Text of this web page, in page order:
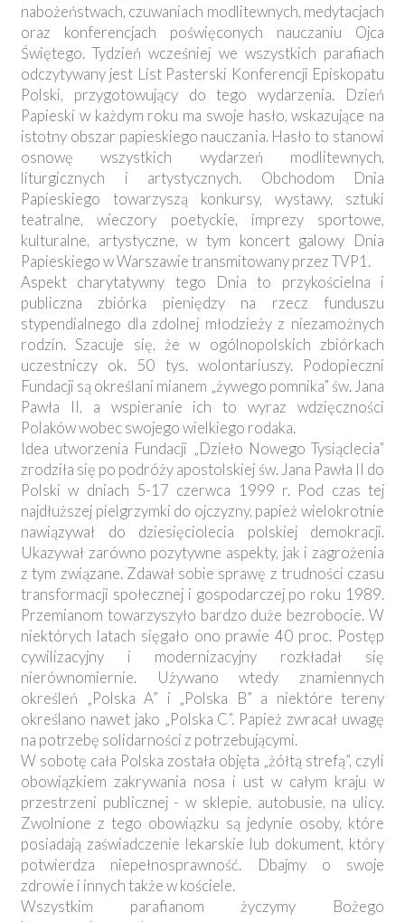
nabożeństwach, czuwaniach modlitewnych, medytacjach
oraz konferencjach poświęconych nauczaniu Ojca
Świętego. Tydzień wcześniej we wszystkich parafiach
odczytywany jest List Pasterski Konferencji Episkopatu
Polski, przygotowujący do tego wydarzenia. Dzień
Papieski w każdym roku ma swoje hasło, wskazujące na
istotny obszar papieskiego nauczania. Hasło to stanowi
osnowę wszystkich wydarzeń modlitewnych,
liturgicznych i artystycznych. Obchodom Dnia
Papieskiego towarzyszą konkursy, wystawy, sztuki
teatralne, wieczory poetyckie, imprezy sportowe,
kulturalne, artystyczne, w tym koncert galowy Dnia
Papieskiego w Warszawie transmitowany przez TVP1.
Aspekt charytatywny tego Dnia to przykościelna i
publiczna zbiórka pieniędzy na rzecz funduszu
stypendialnego dla zdolnej młodzieży z niezamożnych
rodzin. Szacuje się, że w ogólnopolskich zbiórkach
uczestniczy ok. 50 tys. wolontariuszy. Podopieczni
Fundacji są określani mianem „żywego pomnika” św. Jana
Pawła II, a wspieranie ich to wyraz wdzięczności
Polaków wobec swojego wielkiego rodaka.
Idea utworzenia Fundacji „Dzieło Nowego Tysiąclecia”
zrodziła się po podróży apostolskiej św. Jana Pawła II do
Polski w dniach 5-17 czerwca 1999 r. Pod czas tej
najdłuższej pielgrzymki do ojczyzny, papież wielokrotnie
nawiązywał do dziesięciolecia polskiej demokracji.
Ukazywał zarówno pozytywne aspekty, jak i zagrożenia
z tym związane. Zdawał sobie sprawę z trudności czasu
transformacji społecznej i gospodarczej po roku 1989.
Przemianom towarzyszyło bardzo duże bezrobocie. W
niektórych latach sięgało ono prawie 40 proc. Postęp
cywilizacyjny i modernizacyjny rozkładał się
nierównomiernie. Używano wtedy znamiennych
określeń „Polska A” i „Polska B” a niektóre tereny
określano nawet jako „Polska C”. Papież zwracał uwagę
na potrzebę solidarności z potrzebującymi.
W sobotę cała Polska została objęta „żółtą strefą”, czyli
obowiązkiem zakrywania nosa i ust w całym kraju w
przestrzeni publicznej - w sklepie, autobusie, na ulicy.
Zwolnione z tego obowiązku są jedynie osoby, które
posiadają zaświadczenie lekarskie lub dokument, który
potwierdza niepełnosprawność. Dbajmy o swoje
zdrowie i innych także w kościele.
Wszystkim parafianom życzymy Bożego